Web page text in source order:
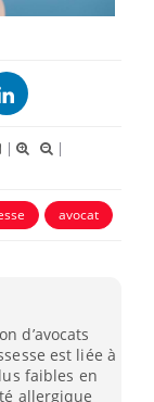
|
|
avocat
d’avocats
est liée à
faibles en
allergique